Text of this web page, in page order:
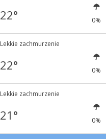
22° 0%
Lekkie zachmurzenie
22° 0%
Lekkie zachmurzenie
21° 0%